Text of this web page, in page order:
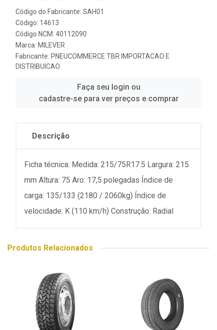
Código do Fabricante: SAH01
Código: 14613
Código NCM: 40112090
Marca: MILEVER
Fabricante: PNEUCOMMERCE TBR IMPORTACAO E
DISTRIBUICAO
Faça seu login ou
cadastre-se para ver preços e comprar
Descrição
Ficha técnica: Medida: 215/75R17.5 Largura: 215
mm Altura: 75 Aro: 17,5 polegadas Índice de
carga: 135/133 (2180 / 2060kg) Índice de
velocidade: K (110 km/h) Construção: Radial
Produtos Relacionados